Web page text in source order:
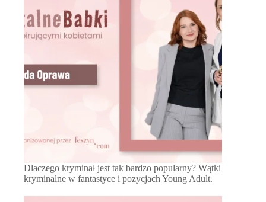
Dlaczego kryminał jest tak bardzo popularny? Wątki
kryminalne w fantastyce i pozycjach Young Adult.